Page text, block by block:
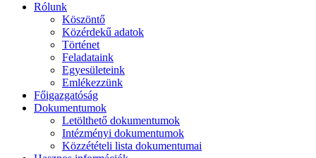
Rólunk
Köszöntő
Közérdekű adatok
Történet
Feladataink
Egyesületeink
Emlékezzünk
Főigazgatóság
Dokumentumok
Letölthető dokumentumok
Intézményi dokumentumok
Közzétételi lista dokumentumai